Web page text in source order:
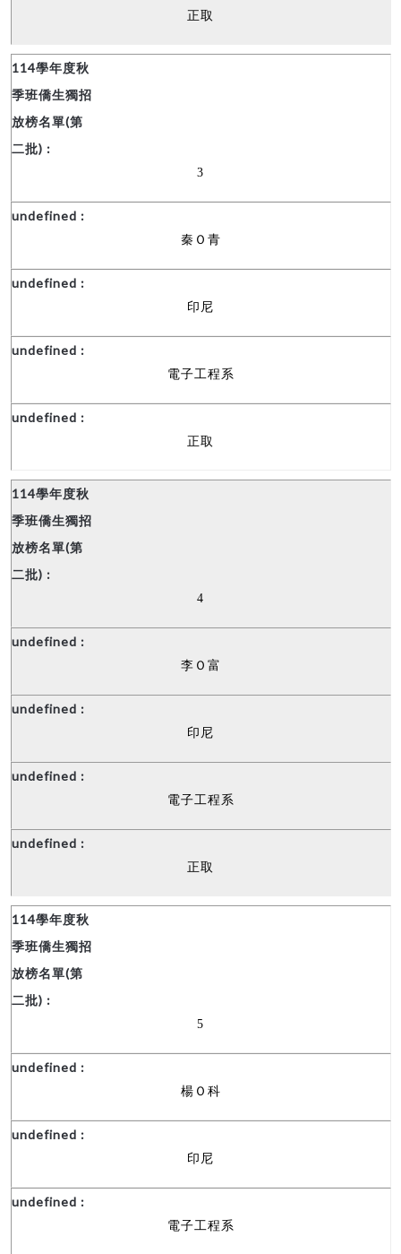
正取
3
秦Ｏ青
印尼
電子工程系
正取
4
李Ｏ富
印尼
電子工程系
正取
5
楊Ｏ科
印尼
電子工程系